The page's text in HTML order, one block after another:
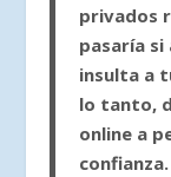
privados
pasaría si
insulta a
lo tanto,
online a